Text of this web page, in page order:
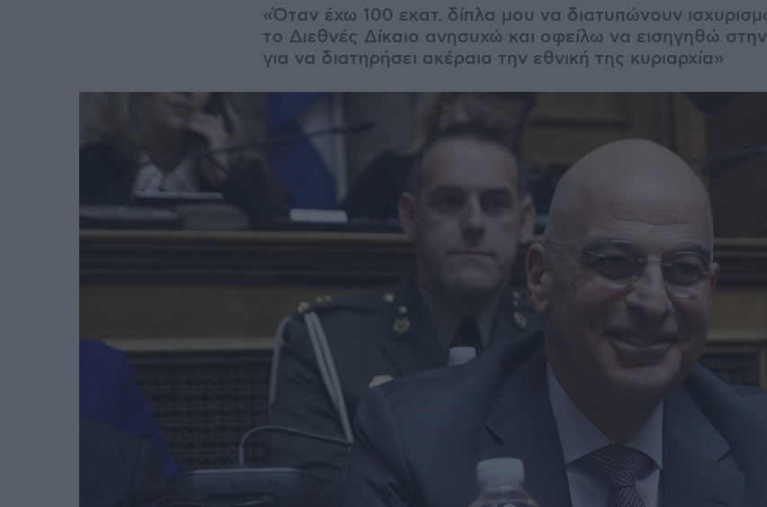
«Όταν έχω 100 εκατ. δίπλα μου να διατυπώνουν
το Διεθνές Δίκαιο ανησυχώ και οφείλω να εισηγηθώ
για να διατηρήσει ακέραια την εθνική της κυριαρχία»